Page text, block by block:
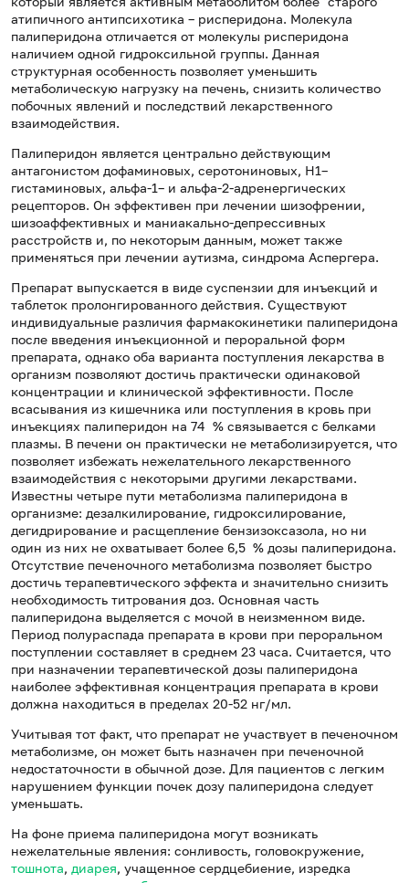
атипичного антипсихотика – рисперидона. Молекула
палиперидона отличается от молекулы рисперидона
наличием одной гидроксильной группы. Данная
структурная особенность позволяет уменьшить
метаболическую нагрузку на печень, снизить количество
побочных явлений и последствий лекарственного
взаимодействия.
Палиперидон является центрально действующим
антагонистом дофаминовых, серотониновых, Н1–
гистаминовых, альфа-1– и альфа-2-адренергических
рецепторов. Он эффективен при лечении шизофрении,
шизоаффективных и маниакально-депрессивных
расстройств и, по некоторым данным, может также
применяться при лечении аутизма, синдрома Аспергера.
Препарат выпускается в виде суспензии для инъекций и
таблеток пролонгированного действия. Существуют
индивидуальные различия фармакокинетики палиперидона
после введения инъекционной и пероральной форм
препарата, однако оба варианта поступления лекарства в
организм позволяют достичь практически одинаковой
концентрации и клинической эффективности. После
всасывания из кишечника или поступления в кровь при
инъекциях палиперидон на 74 % связывается с белками
плазмы. В печени он практически не метаболизируется, что
позволяет избежать нежелательного лекарственного
взаимодействия с некоторыми другими лекарствами.
Известны четыре пути метаболизма палиперидона в
организме: дезалкилирование, гидроксилирование,
дегидрирование и расщепление бензизоксазола, но ни
один из них не охватывает более 6,5 % дозы палиперидона.
Отсутствие печеночного метаболизма позволяет быстро
достичь терапевтического эффекта и значительно снизить
необходимость титрования доз. Основная часть
палиперидона выделяется с мочой в неизменном виде.
Период полураспада препарата в крови при пероральном
поступлении составляет в среднем 23 часа. Считается, что
при назначении терапевтической дозы палиперидона
наиболее эффективная концентрация препарата в крови
должна находиться в пределах 20-52 нг/мл.
Учитывая тот факт, что препарат не участвует в печеночном
метаболизме, он может быть назначен при печеночной
недостаточности в обычной дозе. Для пациентов с легким
нарушением функции почек дозу палиперидона следует
уменьшать.
На фоне приема палиперидона могут возникать
нежелательные явления: сонливость, головокружение,
тошнота, диарея, учащенное сердцебиение, изредка